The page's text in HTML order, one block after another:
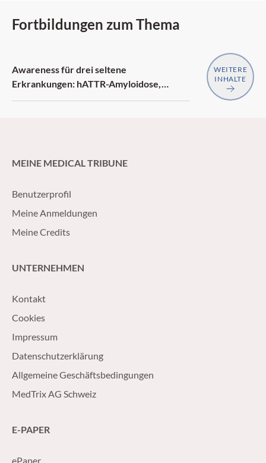
Fortbildungen zum Thema
Awareness für drei seltene
Erkrankungen: hATTR-Amyloidose,
WEITERE
INHALTE
MEINE MEDICAL TRIBUNE
Benutzerprofil
Meine Anmeldungen
Meine Credits
UNTERNEHMEN
Kontakt
Cookies
Impressum
Datenschutzerklärung
Allgemeine Geschäftsbedingungen
MedTrix AG Schweiz
E-PAPER
ePaper